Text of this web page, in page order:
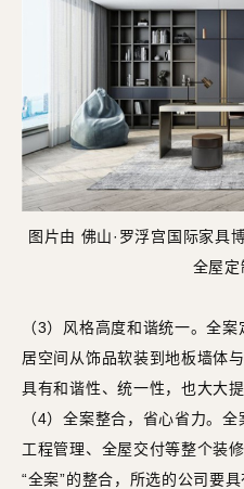
图片由 佛山·罗浮宫国际家具
全屋
（3）风格高度和谐统一。全
居空间从饰品软装到地板墙体
具有和谐性、统一性，也大大
（4）全案整合，省心省力。
工程管理、全屋交付等整个装
“全案”的整合，所选的公司要